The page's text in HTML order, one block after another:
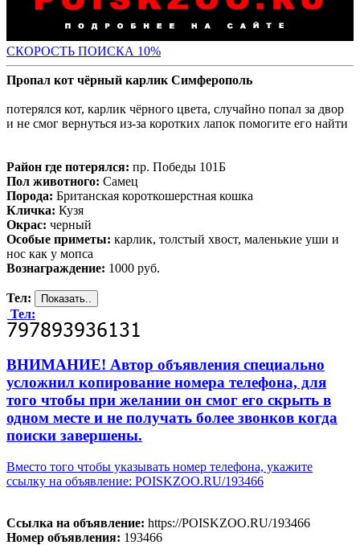
СКОРОСТЬ ПОИСКА 10%
Пропал кот чёрный карлик Симферополь
потерялся кот, карлик чёрного цвета, случайно попал за двор
и не смог вернуться из-за коротких лапок помогите его найти
Район где потерялся: пр. Победы 101Б
Пол животного: Самец
Порода: Британская короткошерстная кошка
Кличка: Кузя
Окрас: черный
Особые приметы: карлик, толстый хвост, маленькие уши и
нос как у мопса
Вознаграждение: 1000 руб.
Тел:
Тел:
ВНИМАНИЕ! Автор объявления специально
усложнил копирование номера телефона, для
того чтобы при желании он смог его скрыть в
одном месте и не получать более звонков когда
поиски завершены.
Вместо того чтобы указывать номер телефона, укажите
ссылку на объявление: POISKZOO.RU/193466
Ссылка на объявление: https://POISKZOO.RU/193466
Номер объявления: 193466